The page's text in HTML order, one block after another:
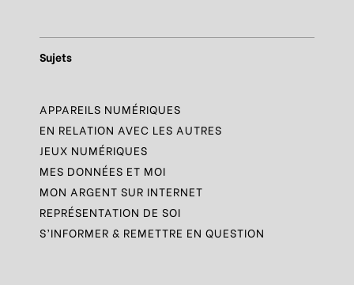
Sujets
APPAREILS NUMÉRIQUES
EN RELATION AVEC LES AUTRES
JEUX NUMÉRIQUES
MES DONNÉES ET MOI
MON ARGENT SUR INTERNET
REPRÉSENTATION DE SOI
S’INFORMER & REMETTRE EN QUESTION